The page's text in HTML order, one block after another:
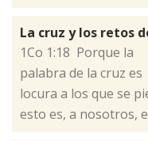
La cruz y los retos
​1Co 1:18 Porque la
palabra de la cruz es
locura a los que se
esto es, a nosotros,